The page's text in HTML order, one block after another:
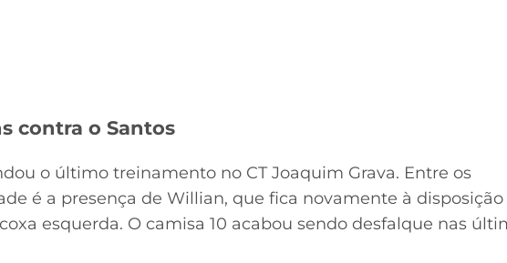
contra o Santos
o último treinamento no CT Joaquim Grava. Entre os
é a presença de Willian, que fica novamente à disposição
esquerda. O camisa 10 acabou sendo desfalque nas